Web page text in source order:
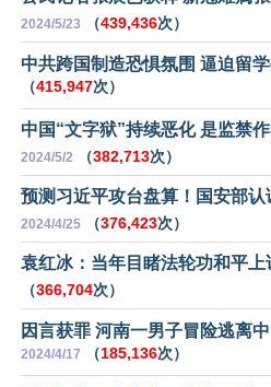
2024/5/23 （439,436次）
中共跨国制造恐惧氛围 逼迫留
（415,947次）
中国“文字狱”持续恶化 是监禁
2024/5/2 （382,713次）
预测习近平攻台盘算！国安部认
2024/4/25 （376,423次）
袁红冰：当年目睹法轮功和平上
（366,704次）
因言获罪 河南一男子冒险逃离
2024/4/17 （185,136次）